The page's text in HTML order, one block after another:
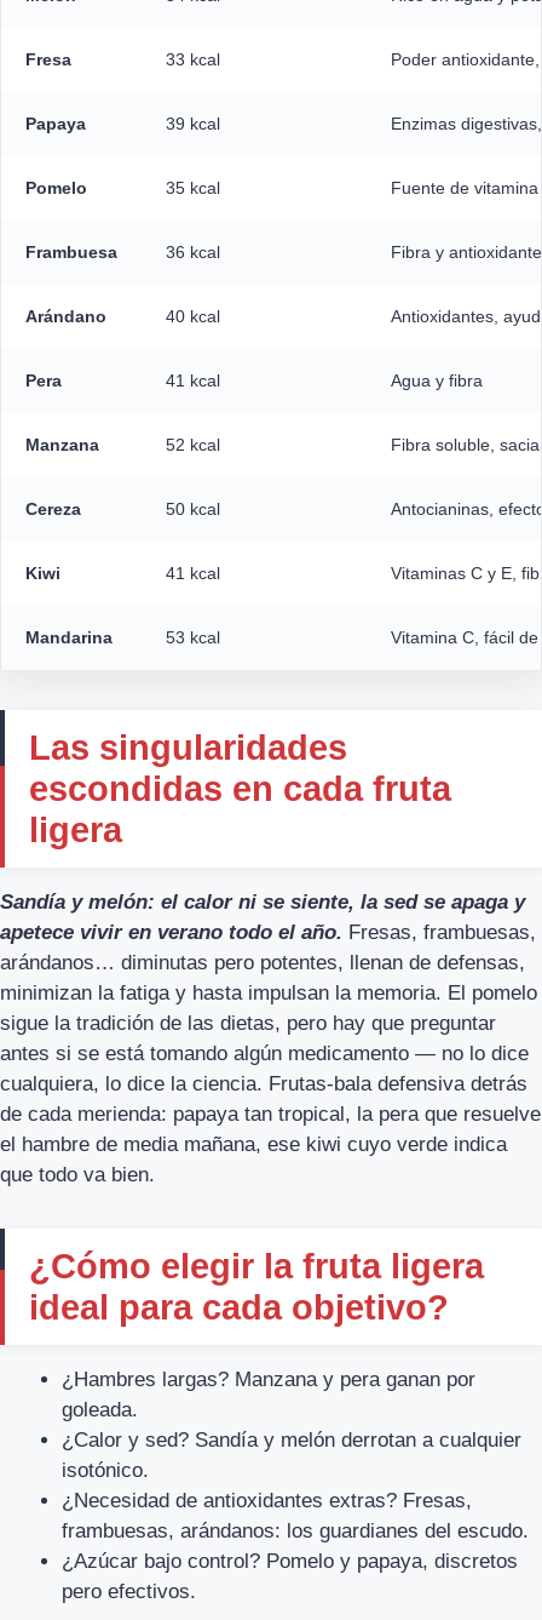
Fresa 33 kcal Poder
Papaya 39 kcal Enzimas
Pomelo 35 kcal Fuente de
Frambuesa 36 kcal Fibra y
Arándano 40 kcal Antioxidantes,
Pera 41 kcal Agua y fibra
Manzana 52 kcal Fibra soluble,
Cereza 50 kcal Antocianinas,
Kiwi 41 kcal Vitaminas C y E,
Mandarina 53 kcal Vitamina C, fácil
Las singularidades
escondidas en cada fruta
ligera
Sandía y melón: el calor ni se siente, la sed se apaga y
apetece vivir en verano todo el año. Fresas, frambuesas,
arándanos… diminutas pero potentes, llenan de defensas,
minimizan la fatiga y hasta impulsan la memoria. El pomelo
sigue la tradición de las dietas, pero hay que preguntar
antes si se está tomando algún medicamento — no lo dice
cualquiera, lo dice la ciencia. Frutas-bala defensiva detrás
de cada merienda: papaya tan tropical, la pera que resuelve
el hambre de media mañana, ese kiwi cuyo verde indica
que todo va bien.
¿Cómo elegir la fruta ligera
ideal para cada objetivo?
¿Hambres largas? Manzana y pera ganan por
goleada.
¿Calor y sed? Sandía y melón derrotan a cualquier
isotónico.
¿Necesidad de antioxidantes extras? Fresas,
frambuesas, arándanos: los guardianes del escudo.
¿Azúcar bajo control? Pomelo y papaya, discretos
pero efectivos.